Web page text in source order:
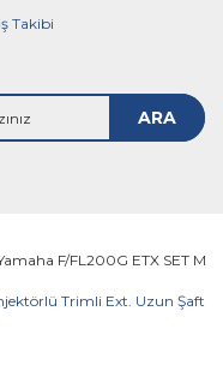
Takibi
ARA
F/FL200G ETX SET